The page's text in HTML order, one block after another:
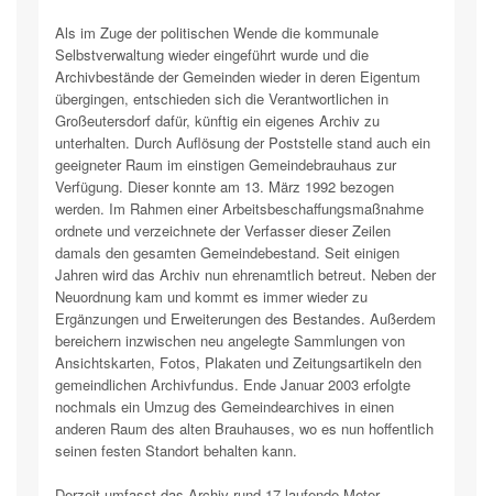
Als im Zuge der politischen Wende die kommunale
Selbstverwaltung wieder eingeführt wurde und die
Archivbestände der Gemeinden wieder in deren Eigentum
übergingen, entschieden sich die Verantwortlichen in
Großeutersdorf dafür, künftig ein eigenes Archiv zu
unterhalten. Durch Auflösung der Poststelle stand auch ein
geeigneter Raum im einstigen Gemeindebrauhaus zur
Verfügung. Dieser konnte am 13. März 1992 bezogen
werden. Im Rahmen einer Arbeitsbeschaffungsmaßnahme
ordnete und verzeichnete der Verfasser dieser Zeilen
damals den gesamten Gemeindebestand. Seit einigen
Jahren wird das Archiv nun ehrenamtlich betreut. Neben der
Neuordnung kam und kommt es immer wieder zu
Ergänzungen und Erweiterungen des Bestandes. Außerdem
bereichern inzwischen neu angelegte Sammlungen von
Ansichtskarten, Fotos, Plakaten und Zeitungsartikeln den
gemeindlichen Archivfundus. Ende Januar 2003 erfolgte
nochmals ein Umzug des Gemeindearchives in einen
anderen Raum des alten Brauhauses, wo es nun hoffentlich
seinen festen Standort behalten kann.